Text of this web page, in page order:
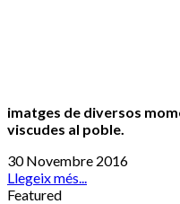
imatges de diversos
viscudes al poble.
30 Novembre 2016
Llegeix més...
Featured